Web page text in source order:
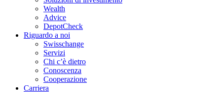
Wealth
Advice
DepotCheck
Riguardo a noi
Swisschange
Servizi
Chi c’è dietro
Conoscenza
Cooperazione
Carriera